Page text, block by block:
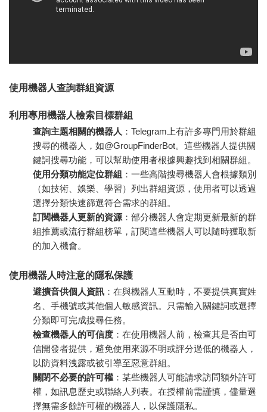
使用機器人查詢群組資源
利用專用機器人檢索目標群組
查詢主題相關的機器人 ：Telegram上有許多專門用於群組
搜尋的機器人，如@GroupFinderBot。這些機器人提供關
鍵詞搜尋功能，可以幫助使用者根據興趣找到相關群組。
使用分類功能定位群組 ：一些高階搜尋機器人會根據類別
（如技術、娛樂、學習）列出群組資源，使用者可以透過
選擇分類快速篩選符合需求的群組。
訂閱機器人更新的資源 ：部分機器人會定期更新最新的群
組推薦或流行群組榜單，訂閱這些機器人可以隨時獲取新
的加入機會。
使用機器人時注意的隱私保護
避擴音供個人資訊 ：在與機器人互動時，不要提供真實姓
名、手機號或其他個人敏感資訊。只需輸入關鍵詞或選擇
分類即可完成搜尋任務。
檢查機器人的可信度 ：在使用機器人前，檢查其是否由可
信開發者提供，避免使用來源不明或評分過低的機器人，
以防資料洩露或被引導至惡意群組。
關閉不必要的許可權 ：某些機器人可能請求訪問額外許可
權，如訊息歷史或聯絡人列表。在授權前需謹慎，儘量選
擇無需多餘許可權的機器人，以保護隱私。